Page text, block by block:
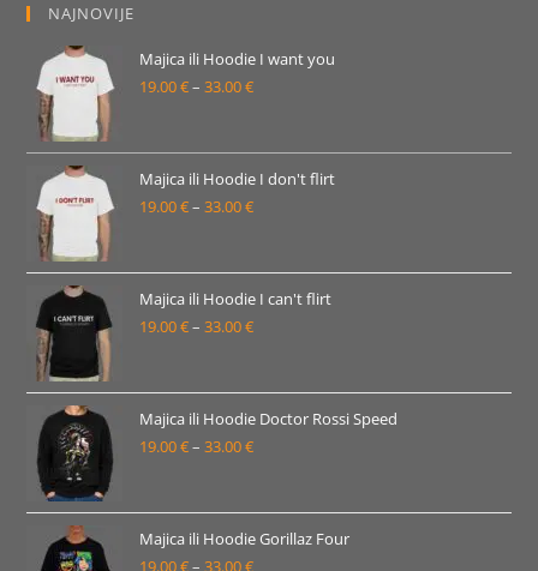
NAJNOVIJE
Majica ili Hoodie I want you
19.00€– 33.00€Raspon
19.00 €
do
Majica ili Hoodie I don't flirt
19.00€– 33.00€Raspon
19.00 €
do
Majica ili Hoodie I can't flirt
19.00€– 33.00€Raspon
19.00 €
do
Majica ili Hoodie Doctor Rossi Speed
19.00€– 33.00€Raspon
19.00 €
do
Majica ili Hoodie Gorillaz Four
19.00€– 33.00€Raspon